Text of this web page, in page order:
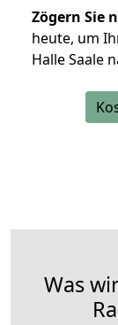
Zögern Sie
heute, um
Halle Saale
Was